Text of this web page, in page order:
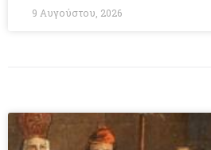
9 Αυγούστου, 2026